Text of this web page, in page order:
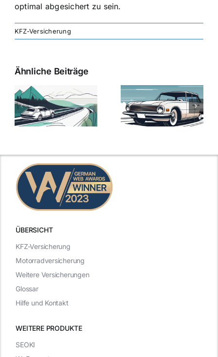
optimal abgesichert zu sein.
KFZ-Versicherung
Ähnliche Beiträge
Versicherung:
Günstige Kfz-
Versicherungstarife
mit Top-
Kfz-
Die besten
Angebote im
ÜBERSICHT
WEITERE PRODUKTE
KFZ-Versicherung
Motorradversicherung
Weitere Versicherungen
Glossar
Hilfe und Kontakt
SEOKI